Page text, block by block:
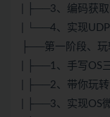
| ├──3、编码获
| └──4、实现
├──第一阶段、玩
| ├──1、手写OS
| ├──2、带你玩
| ├──3、实现OS